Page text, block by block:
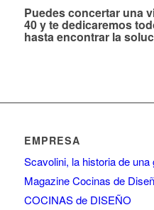
Puedes concertar una
40 y te dedicaremos
hasta encontrar la
EMPRESA
Scavolini, la historia de una
Magazine Cocinas de
COCINAS de DISEÑO